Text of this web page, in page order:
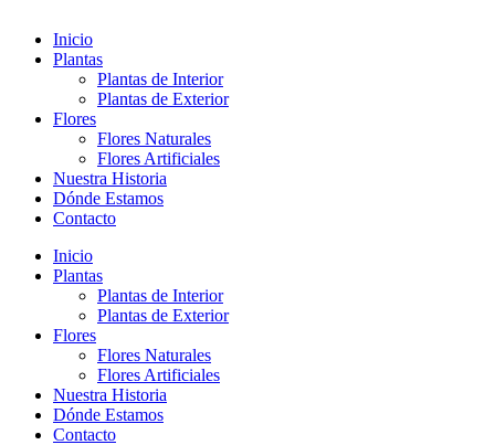
Inicio
Plantas
Plantas de Interior
Plantas de Exterior
Flores
Flores Naturales
Flores Artificiales
Nuestra Historia
Dónde Estamos
Contacto
Inicio
Plantas
Plantas de Interior
Plantas de Exterior
Flores
Flores Naturales
Flores Artificiales
Nuestra Historia
Dónde Estamos
Contacto